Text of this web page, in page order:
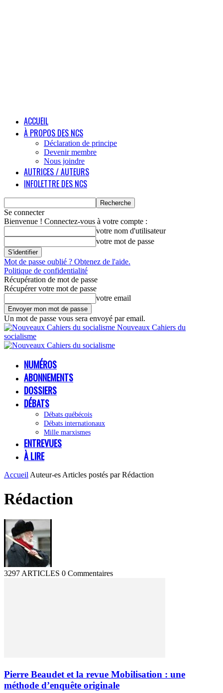
ACCUEIL
À PROPOS DES NCS
Déclaration de principe
Devenir membre
Nous joindre
AUTRICES / AUTEURS
INFOLETTRE DES NCS
Se connecter
Bienvenue ! Connectez-vous à votre compte :
votre nom d'utilisateur
votre mot de passe
Mot de passe oublié ? Obtenez de l'aide.
Politique de confidentialité
Récupération de mot de passe
Récupérer votre mot de passe
votre email
Un mot de passe vous sera envoyé par email.
Nouveaux Cahiers du
socialisme
NUMÉROS
ABONNEMENTS
DOSSIERS
DÉBATS
Débats québécois
Débats internationaux
Mille marxismes
ENTREVUES
À LIRE
Accueil Auteur-es Articles postés par Rédaction
Rédaction
3297 ARTICLES 0 Commentaires
Pierre Beaudet et la revue Mobilisation : une
méthode d’enquête originale